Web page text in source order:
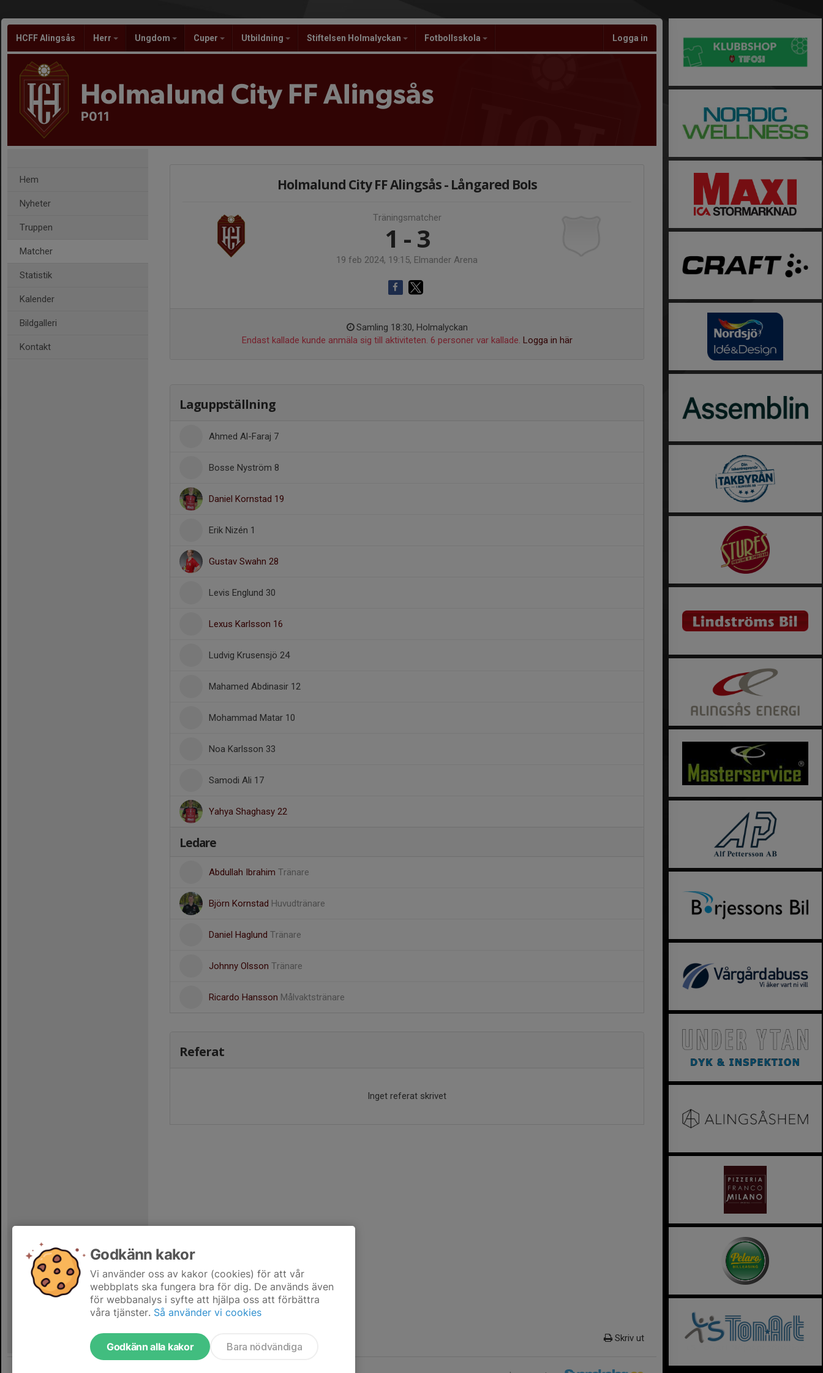
HCFF Alingsås Herr Ungdom Cuper Utbildning Stiftelsen Holmalyckan Fotbollsskola Logga in
Holmalund City FF Alingsås
P011
Hem
Nyheter
Truppen
Matcher
Statistik
Kalender
Bildgalleri
Kontakt
Holmalund City FF Alingsås - Långared BoIs
Träningsmatcher
1 - 3
19 feb 2024, 19:15, Elmander Arena
Samling 18:30, Holmalyckan
Endast kallade kunde anmäla sig till aktiviteten. 6 personer var kallade. Logga in här
Laguppställning
Ahmed Al-Faraj 7
Bosse Nyström 8
Daniel Kornstad 19
Erik Nizén 1
Gustav Swahn 28
Levis Englund 30
Lexus Karlsson 16
Ludvig Krusensjö 24
Mahamed Abdinasir 12
Mohammad Matar 10
Noa Karlsson 33
Samodi Ali 17
Yahya Shaghasy 22
Ledare
Abdullah Ibrahim Tränare
Björn Kornstad Huvudtränare
Daniel Haglund Tränare
Johnny Olsson Tränare
Ricardo Hansson Målvaktstränare
Referat
Inget referat skrivet
Skriv ut
Godkänn kakor
Vi använder oss av kakor (cookies) för att vår
webbplats ska fungera bra för dig. De används även
för webbanalys i syfte att hjälpa oss att förbättra
våra tjänster. Så använder vi cookies
Godkänn alla kakor Bara nödvändiga